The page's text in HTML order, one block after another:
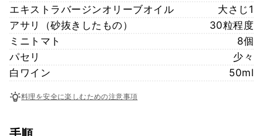
エキストラバージンオリーブオイル
大さじ1
アサリ（砂抜きしたもの）
30粒程度
ミニトマト
8個
パセリ
少々
白ワイン
50ml
料理を安全に楽しむための注意事項